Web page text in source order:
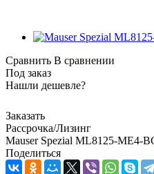
Сравнить В сравнении
Под заказ
Нашли дешевле?
Заказать
Рассрочка/Лизинг
Mauser Spezial ML8125-ME4-
Поделиться